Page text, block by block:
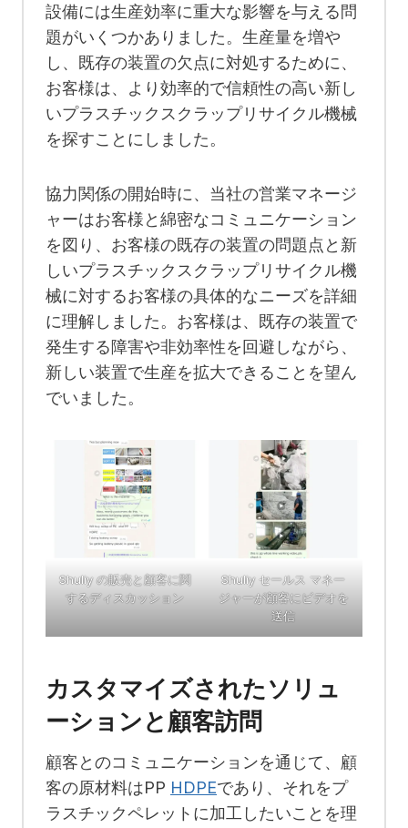
設備には生産効率に重大な影響を与える問
題がいくつかありました。生産量を増や
し、既存の装置の欠点に対処するために、
お客様は、より効率的で信頼性の高い新し
いプラスチックスクラップリサイクル機械
を探すことにしました。
協力関係の開始時に、当社の営業マネージ
ャーはお客様と綿密なコミュニケーション
を図り、お客様の既存の装置の問題点と新
しいプラスチックスクラップリサイクル機
械に対するお客様の具体的なニーズを詳細
に理解しました。お客様は、既存の装置で
発生する障害や非効率性を回避しながら、
新しい装置で生産を拡大できることを望ん
でいました。
Shuliy の販売と顧客に関
するディスカッション
Shuliy セールス マネー
ジャーが顧客にビデオを
送信
カスタマイズされたソリュ
ーションと顧客訪問
顧客とのコミュニケーションを通じて、顧
客の原材料はPP HDPEであり、それをプ
ラスチックペレットに加工したいことを理